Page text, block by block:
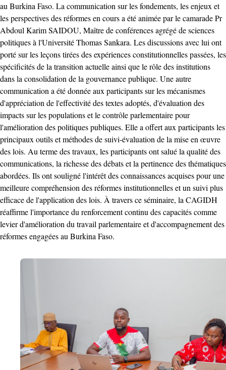
au Burkina Faso. La communication sur les fondements, les enjeux et
les perspectives des réformes en cours a été animée par le camarade Pr
Abdoul Karim SAIDOU, Maître de conférences agrégé de sciences
politiques à l'Université Thomas Sankara. Les discussions avec lui ont
porté sur les leçons tirées des expériences constitutionnelles passées, les
spécificités de la transition actuelle ainsi que le rôle des institutions
dans la consolidation de la gouvernance publique. Une autre
communication a été donnée aux participants sur les mécanismes
d'appréciation de l'effectivité des textes adoptés, d'évaluation des
impacts sur les populations et le contrôle parlementaire pour
l'amélioration des politiques publiques. Elle a offert aux participants les
principaux outils et méthodes de suivi-évaluation de la mise en œuvre
des lois. Au terme des travaux, les participants ont salué la qualité des
communications, la richesse des débats et la pertinence des thématiques
abordées. Ils ont souligné l'intérêt des connaissances acquises pour une
meilleure compréhension des réformes institutionnelles et un suivi plus
efficace de l'application des lois. À travers ce séminaire, la CAGIDH
réaffirme l'importance du renforcement continu des capacités comme
levier d'amélioration du travail parlementaire et d'accompagnement des
réformes engagées au Burkina Faso.